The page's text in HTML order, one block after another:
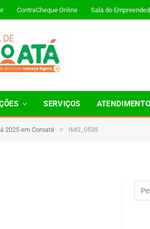
ContraCheque Online Sala do
SERVIÇOS ATENDIMENTO
2025 em Coroatá » IMG_0535